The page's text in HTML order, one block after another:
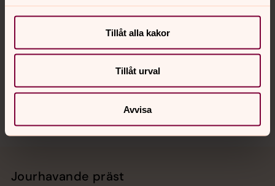
Tillåt alla kakor
Tillåt urval
Avvisa
Jourhavande präst